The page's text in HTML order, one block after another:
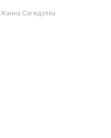
Жанна Сагидулла